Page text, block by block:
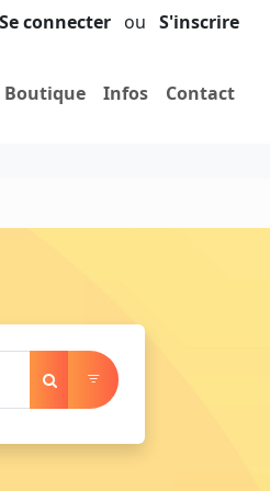
Se connecter ou S'inscrire
Boutique Infos Contact